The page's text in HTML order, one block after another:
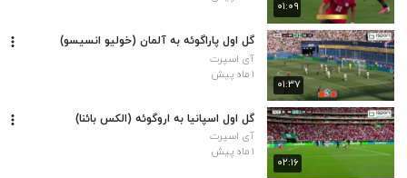
۰۱:۰۹
۰۱:۳۷
گل اول پاراگوئه به آلمان (خولیو انسیسو)
آی اسپرت
۱ ماه پیش
۰۲:۱۶
گل اول اسپانیا به اروگوئه (الکس بائنا)
آی اسپرت
۱ ماه پیش